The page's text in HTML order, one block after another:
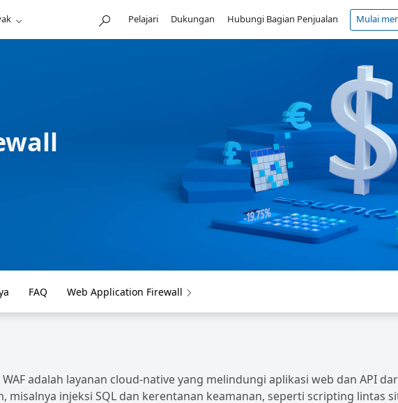
Pelajari Dukungan Hubungi Bagian Penjualan Mulai
FAQ Web Application Firewall
WAF adalah layanan cloud-native yang melindungi aplikasi web dan API
misalnya injeksi SQL dan kerentanan keamanan, seperti scripting lintas